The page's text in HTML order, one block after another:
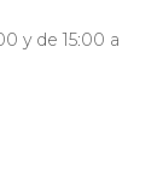
y de 15:00 a